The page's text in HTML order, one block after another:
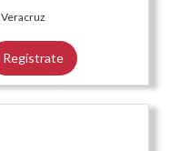
Veracruz
Regístrate